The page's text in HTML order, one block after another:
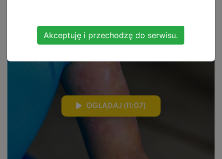
OGLĄDAJ (11:07)
Akceptuję i przechodzę do serwisu.